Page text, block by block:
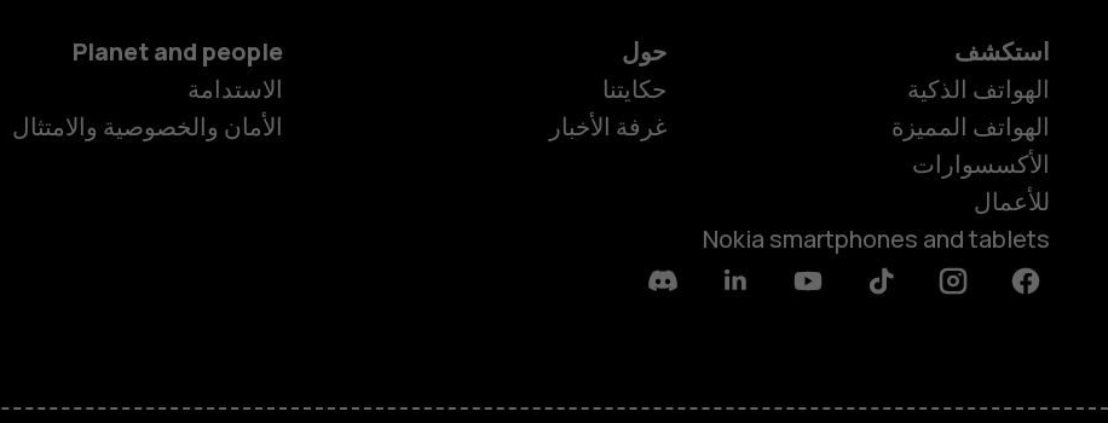
الهواتف الذكية
استكشف
الهواتف الذكية
الهواتف المميزة
الأكسسوارات
للأعمال
Nokia smartphones and tablets
حول
حكايتنا
غرفة الأخبار
Planet and people
الاستدامة
الأمان والخصوصية والامتثال
Facebook
Instagram
Tiktok
Youtube
Linkedin
Discord